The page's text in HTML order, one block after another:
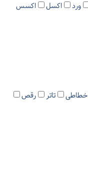
ورد اکسل
اکسس
خطاطی تاتر
رقص